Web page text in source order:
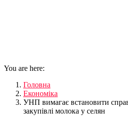
You are here:
Головна
Економіка
УНП вимагає встановити
закупівлі молока у селян